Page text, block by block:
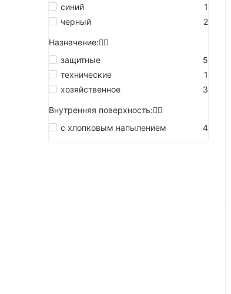
синий
1
черный
2
Назначение:
защитные
5
технические
1
хозяйственное
3
Внутренняя поверхность:
с хлопковым напылением
4